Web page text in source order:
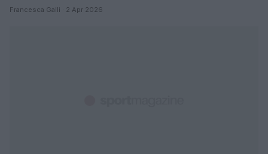
Francesca Galli · 2 Apr 2026